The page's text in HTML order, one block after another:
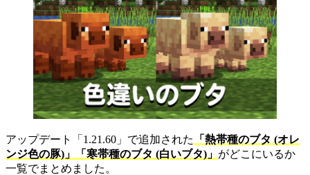
アップデート「1.21.60」で追加された
「熱帯種のブタ (オレ
ンジ色の豚)」「寒帯種のブタ (白いブタ)」 がどこにいるか
一覧でまとめました。